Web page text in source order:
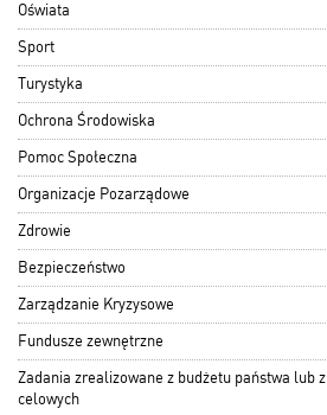
Oświata
Sport
Turystyka
Ochrona Środowiska
Pomoc Społeczna
Organizacje Pozarządowe
Zdrowie
Bezpieczeństwo
Zarządzanie Kryzysowe
Fundusze zewnętrzne
Zadania zrealizowane z budżetu państwa lub
celowych